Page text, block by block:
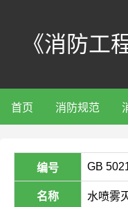
《消防工
首页 消防规范
编号 GB
名称 水喷雾